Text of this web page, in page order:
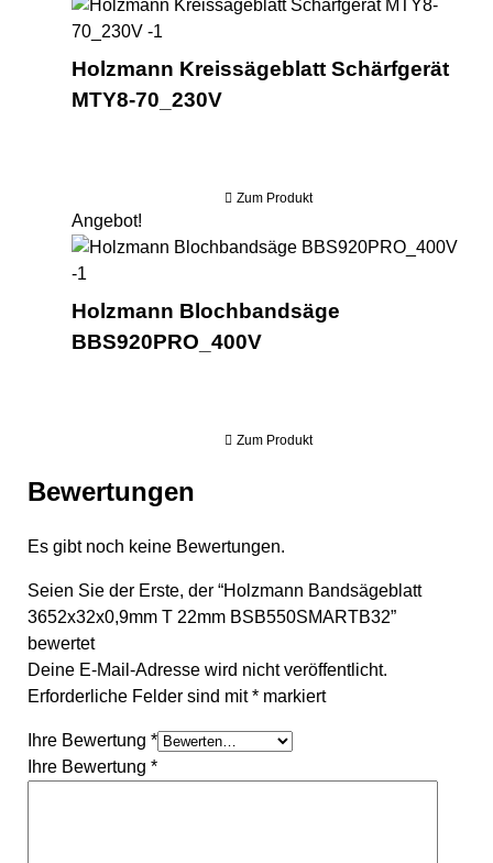
Holzmann Kreissägeblatt Schärfgerät
MTY8-70_230V
Zum Produkt
Angebot!
Holzmann Blochbandsäge
BBS920PRO_400V
Zum Produkt
Bewertungen
Es gibt noch keine Bewertungen.
Seien Sie der Erste, der “Holzmann Bandsägeblatt
3652x32x0,9mm T 22mm BSB550SMARTB32”
bewertet
Deine E-Mail-Adresse wird nicht veröffentlicht.
Erforderliche Felder sind mit* markiert
Ihre Bewertung *
Ihre Bewertung *